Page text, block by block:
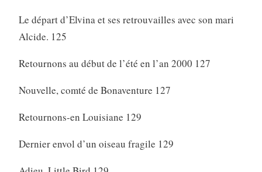
Le départ d’Elvina et ses retrouvailles avec son mari
Alcide. 125
Retournons au début de l’été en l’an 2000 127
Nouvelle, comté de Bonaventure 127
Retournons-en Louisiane 129
Dernier envol d’un oiseau fragile 129